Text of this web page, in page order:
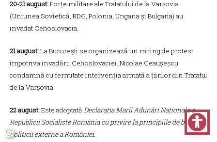
20-21 august:Forțe militare ale Tratatului de la Varșovia
(Uniunea Sovietică, RDG, Polonia, Ungaria și Bulgaria) au
invadat Cehoslovacia.
21 august:La București se organizează un miting de protest
împotriva invadării Cehoslovaciei. Nicolae Ceaușescu
condamnă cu fermitate intervenția armată a țărilor din Tratatul
de la Varșovia.
22 august:Este adoptată Declarația Marii Adunări Naționale a
Republicii Socialiste România cu privire la principiile de bază ale
politicii externe a României.